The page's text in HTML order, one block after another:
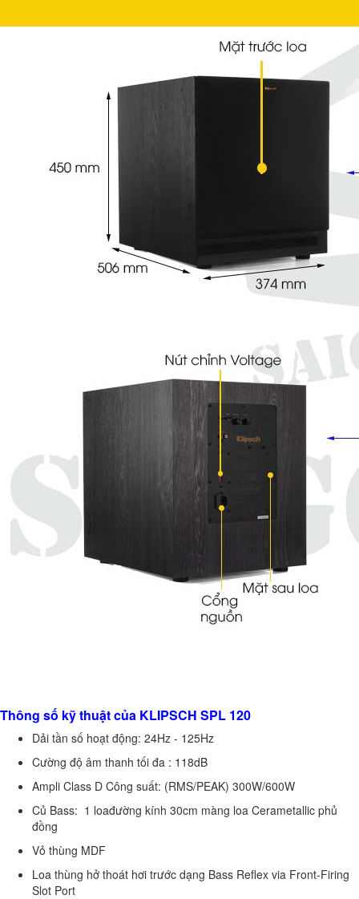
Thông số kỹ thuật của KLIPSCH SPL 120
Dải tần số hoạt động: 24Hz - 125Hz
Cường độ âm thanh tối đa : 118dB
Ampli Class D Công suất: (RMS/PEAK) 300W/600W
Củ Bass: 1 loađường kính 30cm màng loa Cerametallic phủ
đồng
Vỏ thùng MDF
Loa thùng hở thoát hơi trước dạng Bass Reflex via Front-Firing
Slot Port